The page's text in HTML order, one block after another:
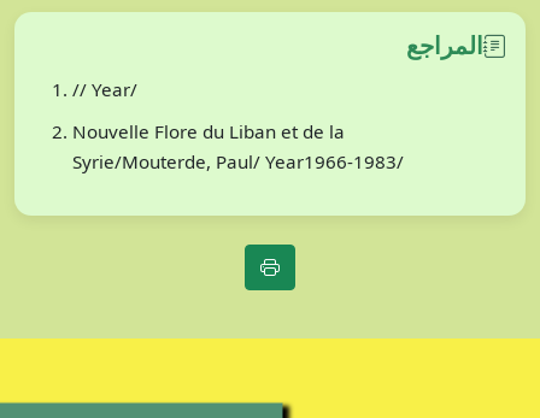
المراجع
// Year/
Nouvelle Flore du Liban et de la
Syrie/Mouterde, Paul/ Year1966-1983/